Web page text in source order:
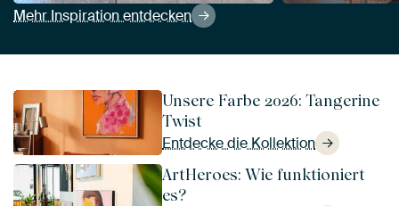
Mehr Inspiration entdecken
Unsere Farbe 2026: Tangerine
Twist
Entdecke die Kollektion
ArtHeroes: Wie funktioniert
es?